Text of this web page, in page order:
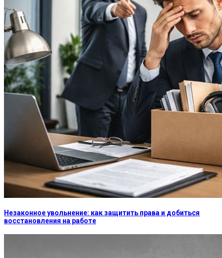
Незаконное увольнение: как защитить права и добиться
восстановления на работе